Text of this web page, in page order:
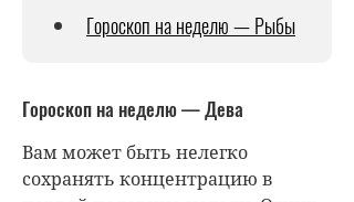
Гороскоп на неделю — Рыбы
Гороскоп на неделю — Дева
Вам может быть нелегко
сохранять концентрацию в